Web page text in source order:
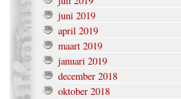
juni 2019
april 2019
maart 2019
januari 2019
december 2018
oktober 2018